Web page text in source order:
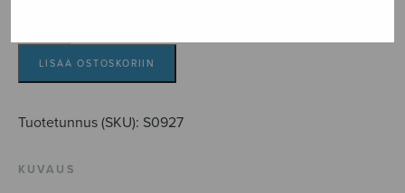
corals
määrä
LISÄÄ OSTOSKORIIN
Tuotetunnus (SKU): S0927
KUVAUS